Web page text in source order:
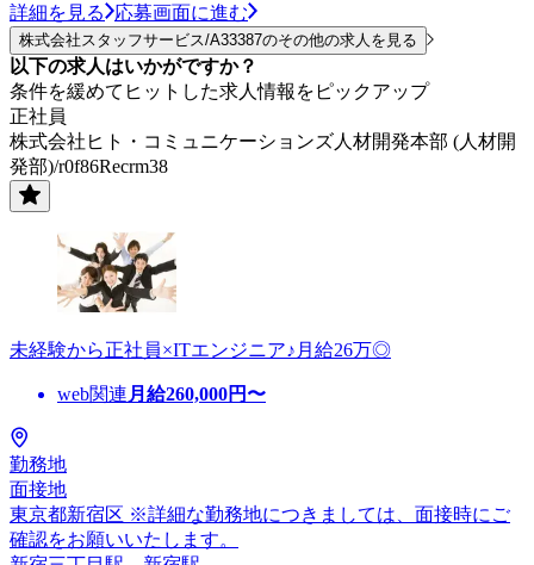
詳細を見る 応募画面に進む
株式会社スタッフサービス/A33387のその他の求人を見る
以下の求人はいかがですか？
条件を緩めてヒットした求人情報をピックアップ
正社員
株式会社ヒト・コミュニケーションズ人材開発本部 (人材開
発部)/r0f86Recrm38
未経験から正社員×ITエンジニア♪月給26万◎
web関連 月給260,000円〜
勤務地
面接地
東京都新宿区 ※詳細な勤務地につきましては、面接時にご
確認をお願いいたします。